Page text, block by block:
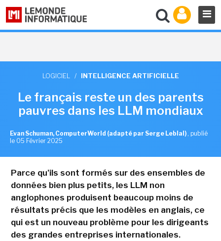
LOGICIEL / INTELLIGENCE ARTIFICIELLE
Le français reste un des parents
pauvres dans les LLM mondiaux
Evan Schuman, ComputerWorld (adapté par Serge Leblal) , publié
le 05 Février 2025
Parce qu'ils sont formés sur des ensembles de
données bien plus petits, les LLM non
anglophones produisent beaucoup moins de
résultats précis que les modèles en anglais, ce
qui est un nouveau problème pour les dirigeants
des grandes entreprises internationales.